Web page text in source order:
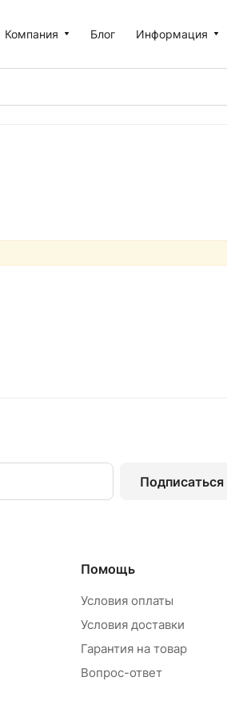
Компания Блог Информация
Подписаться
Помощь
Условия оплаты
Условия доставки
Гарантия на товар
Вопрос-ответ